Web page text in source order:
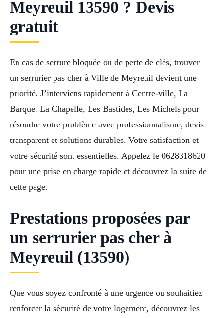
Meyreuil 13590 ? Devis
gratuit
En cas de serrure bloquée ou de perte de clés, trouver
un serrurier pas cher à Ville de Meyreuil devient une
priorité. J’interviens rapidement à Centre-ville, La
Barque, La Chapelle, Les Bastides, Les Michels pour
résoudre votre problème avec professionnalisme, devis
transparent et solutions durables. Votre satisfaction et
votre sécurité sont essentielles. Appelez le 0628318620
pour une prise en charge rapide et découvrez la suite de
cette page.
Prestations proposées par
un serrurier pas cher à
Meyreuil (13590)
Que vous soyez confronté à une urgence ou souhaitiez
renforcer la sécurité de votre logement, découvrez les